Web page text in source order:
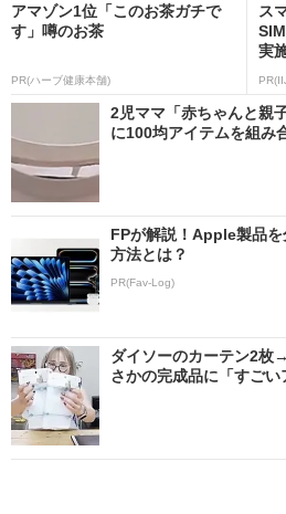
アマゾン1位「このお茶ガチで
す」噂のお茶
PR(ハーブ健康本舗)
ス
実
2児ママ「赤ちゃんと親
に100均アイテムを組み
FPが解説！Apple製品
方法とは？
PR(Fav-Log)
ダイソーのカーテン2
さかの完成品に「すごい